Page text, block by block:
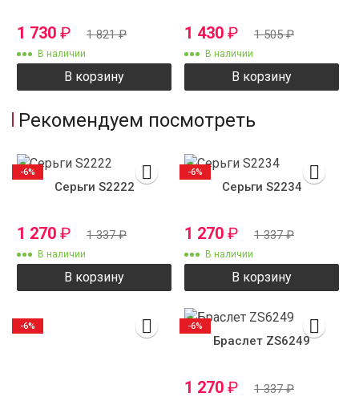
1 730 ₽ 1 821₽
В наличии
В корзину
1 430 ₽ 1 505₽
В наличии
В корзину
Рекомендуем посмотреть
Серьги S2222
1 270 ₽ 1 337₽
В наличии
В корзину
-6%
Серьги S2234
1 270 ₽ 1 337₽
В наличии
В корзину
-6%
-6%
Браслет ZS6249
1 270 ₽ 1 337₽
-6%